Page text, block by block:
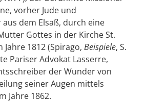
vorher Jude und
dem Elsaß, durch eine
Gottes in der Kirche St.
1812 (Spirago, Beispiele, S.
Pariser Advokat Lasserre,
der Wunder von
seiner Augen mittels
Jahre 1862.